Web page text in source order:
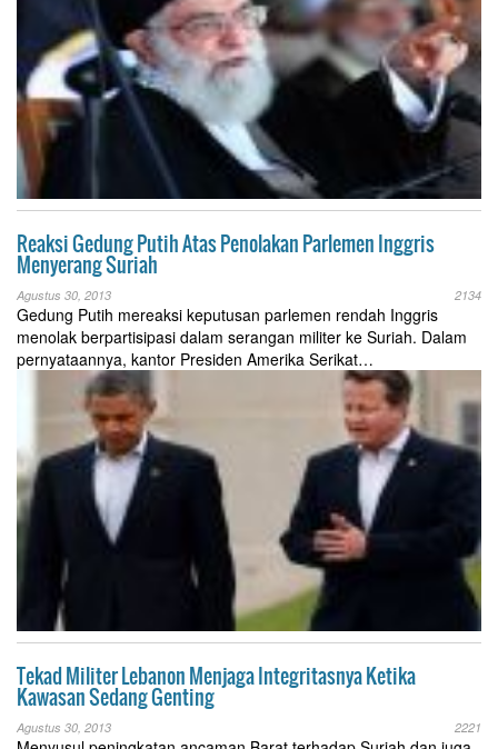
Reaksi Gedung Putih Atas Penolakan Parlemen Inggris
Menyerang Suriah
Agustus 30, 2013 2134
Gedung Putih mereaksi keputusan parlemen rendah Inggris
menolak berpartisipasi dalam serangan militer ke Suriah. Dalam
pernyataannya, kantor Presiden Amerika Serikat…
Tekad Militer Lebanon Menjaga Integritasnya Ketika
Kawasan Sedang Genting
Agustus 30, 2013 2221